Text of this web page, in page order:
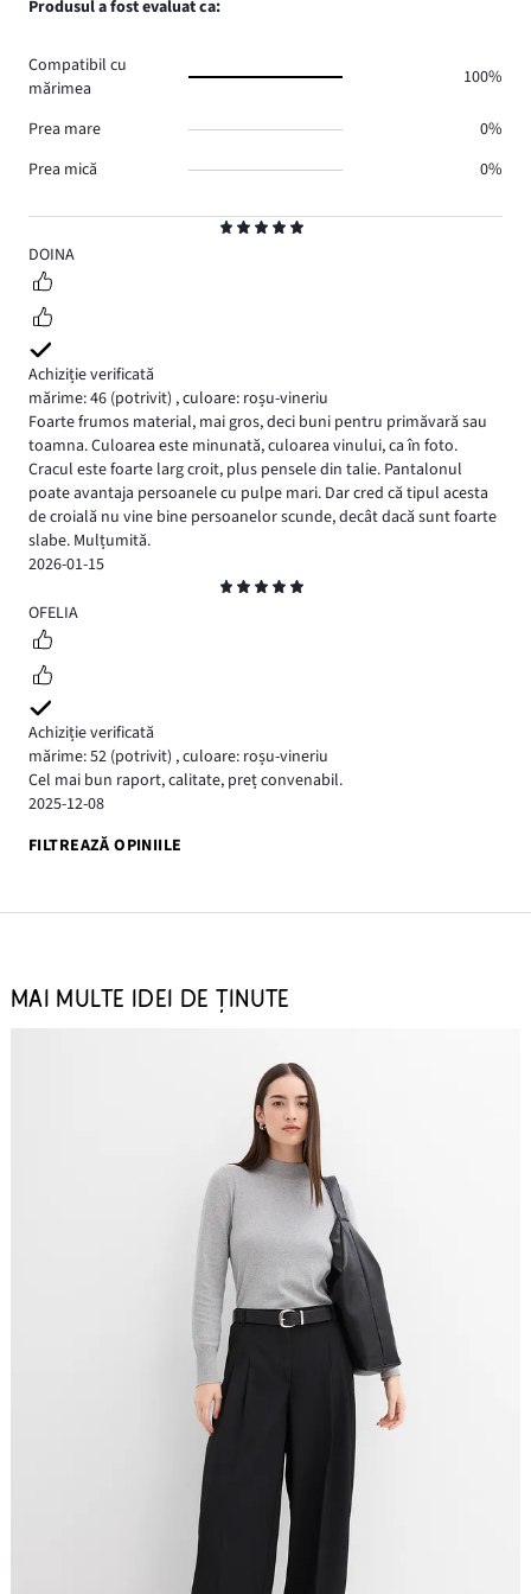
5
DOINA
Achiziție verificată
mărime: 46 (potrivit) ,culoare: roșu-vineriu
Foarte frumos material, mai gros, deci buni pentru primăvară sau
toamna. Culoarea este minunată, culoarea vinului, ca în foto.
Cracul este foarte larg croit, plus pensele din talie. Pantalonul
poate avantaja persoanele cu pulpe mari. Dar cred că tipul acesta
de croială nu vine bine persoanelor scunde, decât dacă sunt foarte
slabe. Mulțumită.
2026-01-15
5
OFELIA
Achiziție verificată
mărime: 52 (potrivit) ,culoare: roșu-vineriu
Cel mai bun raport, calitate, preț convenabil.
2025-12-08
FILTREAZĂ OPINIILE
Produsul a fost evaluat ca:
Compatibil cu
mărimea
100%
Prea mare
0%
Prea mică
0%
MAI MULTE IDEI DE ȚINUTE